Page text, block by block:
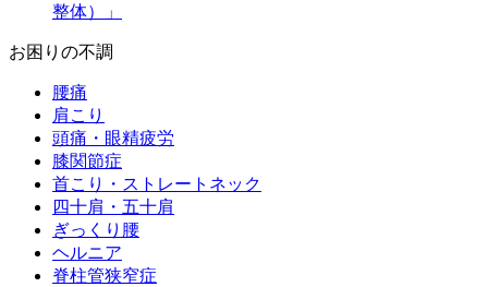
整体）」
お困りの不調
腰痛
肩こり
頭痛・眼精疲労
膝関節症
首こり・ストレートネック
四十肩・五十肩
ぎっくり腰
ヘルニア
脊柱管狭窄症